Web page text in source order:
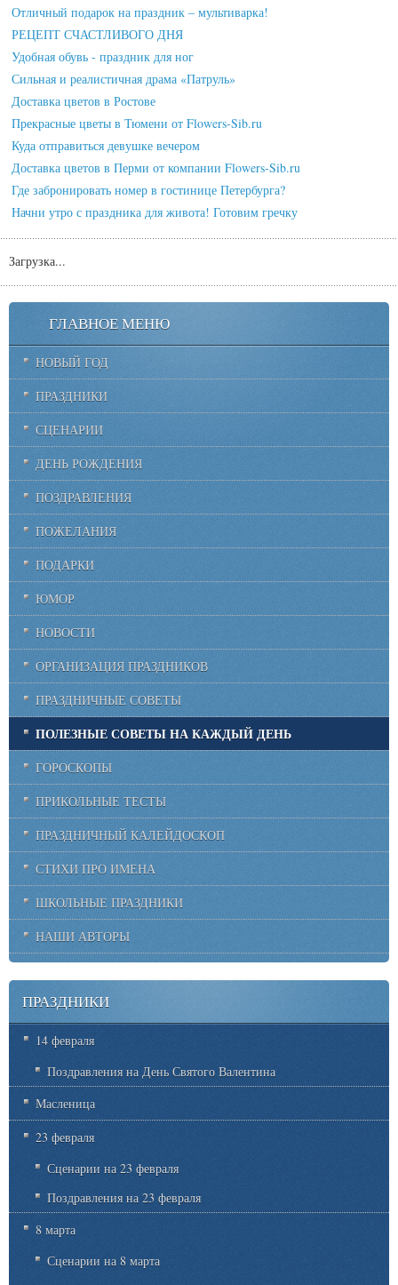
Отличный подарок на праздник – мультиварка!
РЕЦЕПТ СЧАСТЛИВОГО ДНЯ
Удобная обувь - праздник для ног
Сильная и реалистичная драма «Патруль»
Доставка цветов в Ростове
Прекрасные цветы в Тюмени от Flowers-Sib.ru
Куда отправиться девушке вечером
Доставка цветов в Перми от компании Flowers-Sib.ru
Где забронировать номер в гостинице Петербурга?
Начни утро с праздника для живота! Готовим гречку
Загрузка...
ГЛАВНОЕ МЕНЮ
НОВЫЙ ГОД
ПРАЗДНИКИ
СЦЕНАРИИ
ДЕНЬ РОЖДЕНИЯ
ПОЗДРАВЛЕНИЯ
ПОЖЕЛАНИЯ
ПОДАРКИ
ЮМОР
НОВОСТИ
ОРГАНИЗАЦИЯ ПРАЗДНИКОВ
ПРАЗДНИЧНЫЕ СОВЕТЫ
ПОЛЕЗНЫЕ СОВЕТЫ НА КАЖДЫЙ ДЕНЬ
ГОРОСКОПЫ
ПРИКОЛЬНЫЕ ТЕСТЫ
ПРАЗДНИЧНЫЙ КАЛЕЙДОСКОП
СТИХИ ПРО ИМЕНА
ШКОЛЬНЫЕ ПРАЗДНИКИ
НАШИ АВТОРЫ
ПРАЗДНИКИ
14 февраля
Поздравления на День Святого Валентина
Масленица
23 февраля
Сценарии на 23 февраля
Поздравления на 23 февраля
8 марта
Сценарии на 8 марта